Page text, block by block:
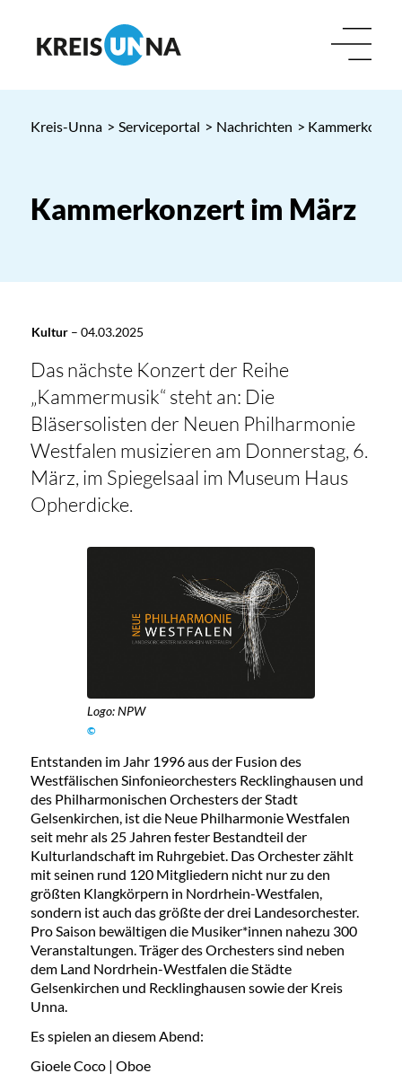
Kreis-Unna > Serviceportal > Nachrichten >
Kammerkonzert im März
Kultur– 04.03.2025
Das nächste Konzert der Reihe
„Kammermusik“ steht an: Die
Bläsersolisten der Neuen Philharmonie
Westfalen musizieren am Donnerstag, 6.
März, im Spiegelsaal im Museum Haus
Opherdicke.
Logo: NPW
©
Entstanden im Jahr 1996 aus der Fusion des
Westfälischen Sinfonieorchesters Recklinghausen und
des Philharmonischen Orchesters der Stadt
Gelsenkirchen, ist die Neue Philharmonie Westfalen
seit mehr als 25 Jahren fester Bestandteil der
Kulturlandschaft im Ruhrgebiet. Das Orchester zählt
mit seinen rund 120 Mitgliedern nicht nur zu den
größten Klangkörpern in Nordrhein-Westfalen,
sondern ist auch das größte der drei Landesorchester.
Pro Saison bewältigen die Musiker*innen nahezu 300
Veranstaltungen. Träger des Orchesters sind neben
dem Land Nordrhein-Westfalen die Städte
Gelsenkirchen und Recklinghausen sowie der Kreis
Unna.
Es spielen an diesem Abend:
Gioele Coco | Oboe